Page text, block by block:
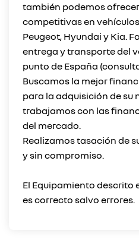
también podemos
competitivas en
Peugeot, Hyundai y Kia.
entrega y transporte del
punto de España
Buscamos la mejor
para la adquisición de su
trabajamos con las
del mercado.
Realizamos tasación de
y sin compromiso.
El Equipamiento descrito